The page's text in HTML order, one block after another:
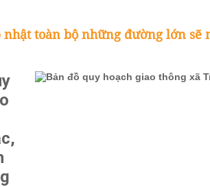
nhật toàn bộ những đường lớn sẽ